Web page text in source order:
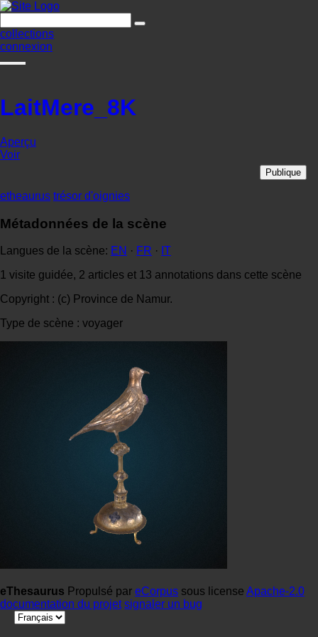
collections
connexion
LaitMere_8K
Aperçu
Voir
Publique
etheaurus trésor d'oignies
Métadonnées de la scène
Langues de la scène: EN · FR · IT
1 visite guidée, 2 articles et 13 annotations dans cette scène
Copyright : (c) Province de Namur.
Type de scène : voyager
eThesaurus Propulsé par eCorpus sous license Apache-2.0
documentation du projet signaler un bug